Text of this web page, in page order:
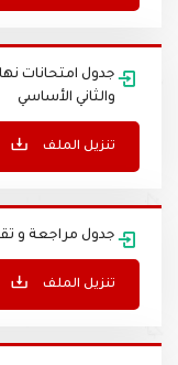
تنزيل الملف
جدول امتحانات
والثاني الأساسي
تنزيل الملف
جدول مراجعة و
تنزيل الملف